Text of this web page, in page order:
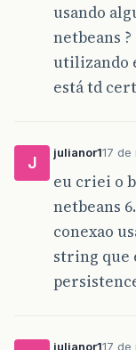
usando
netbeans
utilizando
está td
J
julianor117 de
eu criei o
netbeans
conexao
string que
julianor117 de